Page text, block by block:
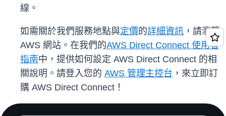
線。
如需關於我們服務地點與定價的詳細資訊 ，請瀏覽
AWS 網站。在我們的AWS Direct Connect 使用者
指南中，提供如何設定 AWS Direct Connect 的相
關說明。請登入您的 AWS 管理主控台 ，來立即訂
購 AWS Direct Connect！